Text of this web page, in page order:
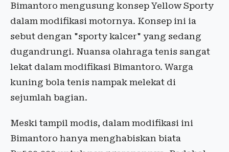
Bimantoro mengusung konsep Yellow Sporty
dalam modifikasi motornya. Konsep ini ia
sebut dengan "sporty kalcer" yang sedang
dugandrungi. Nuansa olahraga tenis sangat
lekat dalam modifikasi Bimantoro. Warga
kuning bola tenis nampak melekat di
sejumlah bagian.
Meski tampil modis, dalam modifikasi ini
Bimantoro hanya menghabiskan biata